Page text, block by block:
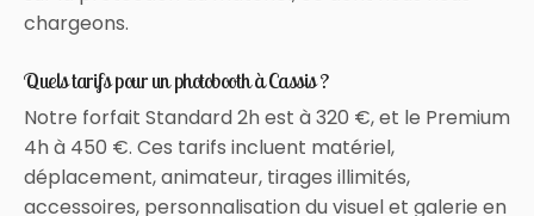
chargeons.
Quels tarifs pour un photobooth à Cassis ?
Notre forfait Standard 2h est à 320 €, et le Premium
4h à 450 €. Ces tarifs incluent matériel,
déplacement, animateur, tirages illimités,
accessoires, personnalisation du visuel et galerie en